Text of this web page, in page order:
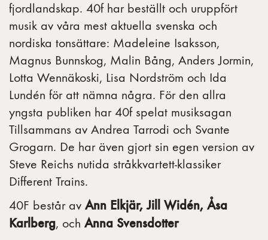
fjordlandskap. 40f har beställt och uruppfört
musik av våra mest aktuella svenska och
nordiska tonsättare: Madeleine Isaksson,
Magnus Bunnskog, Malin Bång, Anders Jormin,
Lotta Wennäkoski, Lisa Nordström och Ida
Lundén för att nämna några. För den allra
yngsta publiken har 40f spelat musiksagan
Tillsammans av Andrea Tarrodi och Svante
Grogarn. De har även gjort sin egen version av
Steve Reichs nutida stråkkvartett-klassiker
Different Trains.
40F består av Ann Elkjär, Jill Widén, Åsa
Karlberg, och Anna Svensdotter